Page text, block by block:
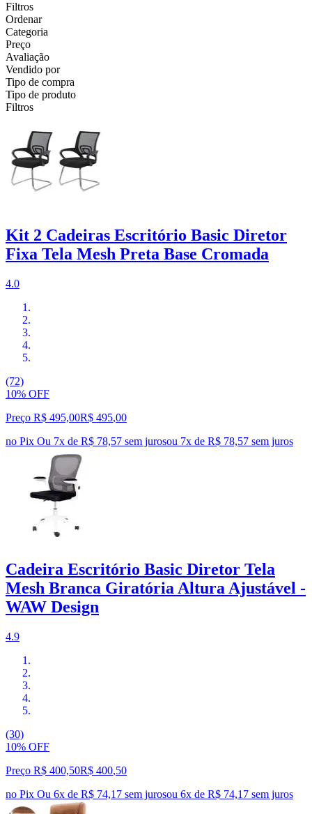
Filtros
Ordenar
Categoria
Preço
Avaliação
Vendido por
Tipo de compra
Tipo de produto
Filtros
Kit 2 Cadeiras Escritório Basic Diretor
Fixa Tela Mesh Preta Base Cromada
4.0
(72)
10% OFF
Preço R$ 495,00R$ 495,00
no Pix Ou 7x de R$ 78,57 sem jurosou 7x de R$ 78,57 sem juros
Cadeira Escritório Basic Diretor Tela
Mesh Branca Giratória Altura Ajustável -
WAW Design
4.9
(30)
10% OFF
Preço R$ 400,50R$ 400,50
no Pix Ou 6x de R$ 74,17 sem jurosou 6x de R$ 74,17 sem juros